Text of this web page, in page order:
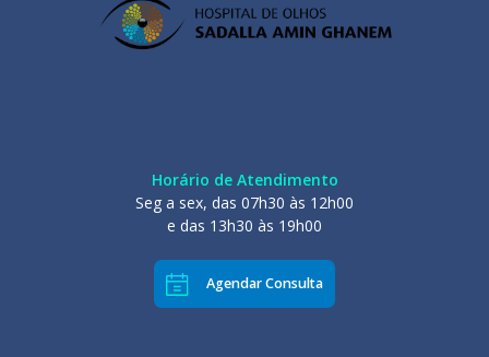
Horário de Atendimento
Seg a sex, das 07h30 às 12h00
e das 13h30 às 19h00
Agendar Consulta